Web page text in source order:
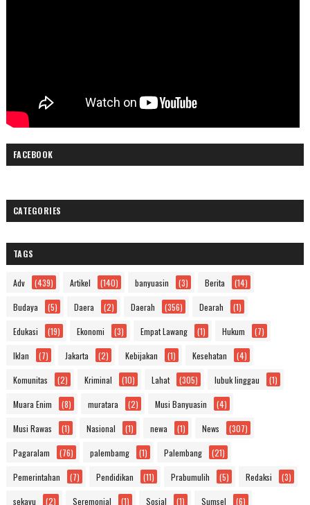
FACEBOOK
CATEGORIES
TAGS
Adv (439) Artikel (140) banyuasin (3) Berita (14)
Budaya (5) Daera (2) Daerah (356) Dearah (1)
Edukasi (19) Ekonomi (3) Empat Lawang (1) Hukum (7)
Iklan (7) Jakarta (2) Kebijakan (1) Kesehatan (4)
Komunitas (2) Kriminal (10) Lahat (305) lubuk linggau (1)
Muara Enim (8) muratara (2) Musi Banyuasin (4)
Musi Rawas (1) Nasional (1) newa (1) News (307)
Pagaralam (76) palembamg (1) Palembang (21)
Pemerintahan (7) Pendidikan (11) Prabumulih (5) Redaksi (3)
sekayu (2) Seremonial (1) Sosial (1) Sumsel (6)